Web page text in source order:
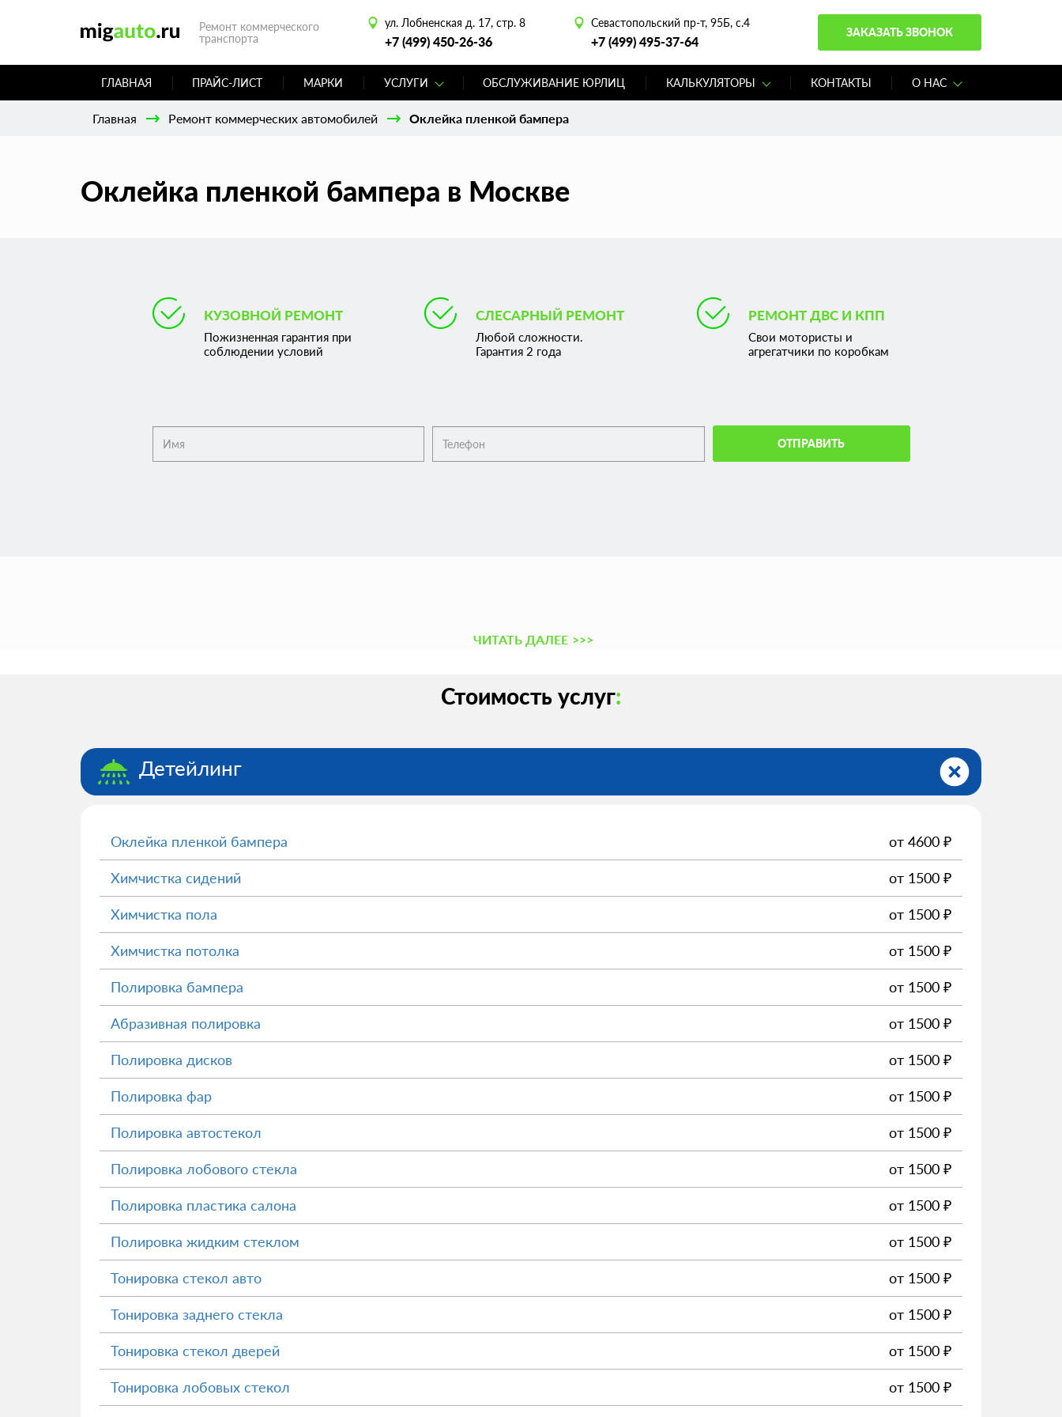
Ремонт коммерческого
транспорта
ул. Лобненская д. 17, стр. 8
+7 (499) 450-26-36
Севастопольский пр-т, 95Б, с.4
+7 (499) 495-37-64
ЗАКАЗАТЬ ЗВОНОК
ГЛАВНАЯ ПРАЙС-ЛИСТ МАРКИ УСЛУГИ ОБСЛУЖИВАНИЕ ЮРЛИЦ КАЛЬКУЛЯТОРЫ КОНТАКТЫ О НАС
Главная Ремонт коммерческих автомобилей Оклейка пленкой бампера
Оклейка пленкой бампера в Москве
КУЗОВНОЙ РЕМОНТ
Пожизненная гарантия при
соблюдении условий
СЛЕСАРНЫЙ РЕМОНТ
Любой сложности.
Гарантия 2 года
РЕМОНТ ДВС И КПП
Свои мотористы и
агрегатчики по коробкам
ОТПРАВИТЬ
ЧИТАТЬ ДАЛЕЕ >>>
Стоимость услуг:
Детейлинг
Оклейка пленкой бампера от 4600 ₽
Химчистка сидений от 1500 ₽
Химчистка пола от 1500 ₽
Химчистка потолка от 1500 ₽
Полировка бампера от 1500 ₽
Абразивная полировка от 1500 ₽
Полировка дисков от 1500 ₽
Полировка фар от 1500 ₽
Полировка автостекол от 1500 ₽
Полировка лобового стекла от 1500 ₽
Полировка пластика салона от 1500 ₽
Полировка жидким стеклом от 1500 ₽
Тонировка стекол авто от 1500 ₽
Тонировка заднего стекла от 1500 ₽
Тонировка стекол дверей от 1500 ₽
Тонировка лобовых стекол от 1500 ₽